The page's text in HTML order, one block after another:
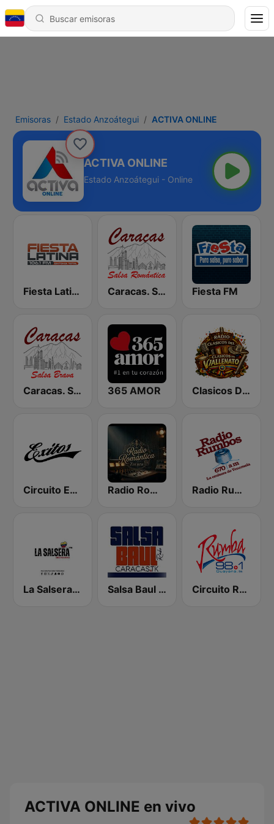
Emisoras Estado Anzoátegui ACTIVA ONLINE
ACTIVA ONLINE
Estado Anzoátegui - Online
Fiesta Latina 106.1 FM Caracas. Salsa Romántica Fiesta FM
Caracas. Salsa Brava... 365 AMOR Clasicos Del Vallenato
Circuito Exitos 99.9 FM Radio Romántica Radio Rumbos
La Salsera FM Salsa Baul Caracas Salsisima Circuito Rumba - Guayana
ACTIVA ONLINE en vivo